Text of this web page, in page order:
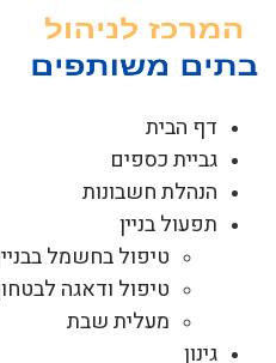
דף הבית
גביית כספים
הנהלת חשבונות
תפעול בניין
טיפול בחשמל
טיפול ודאגה לבטחון
מעלית שבת
גינון